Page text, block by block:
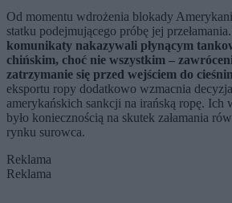
Od momentu wdrożenia blokady
statku podejmującego próbę jej przełamania.
komunikaty nakazywali płynącym
chińskim, choć nie wszystkim –
zatrzymanie się przed wejściem do
eksportu ropy dodatkowo wzmacnia
amerykańskich sankcji na irańską ropę. Ich
było koniecznością na skutek załamania
rynku surowca.
Reklama
Reklama